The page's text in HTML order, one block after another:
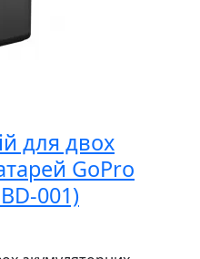
для двох
GoPro
001)